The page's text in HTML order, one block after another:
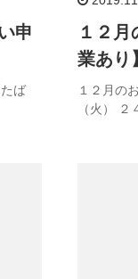
申
ば
１２
業あり
１２月の
（火）